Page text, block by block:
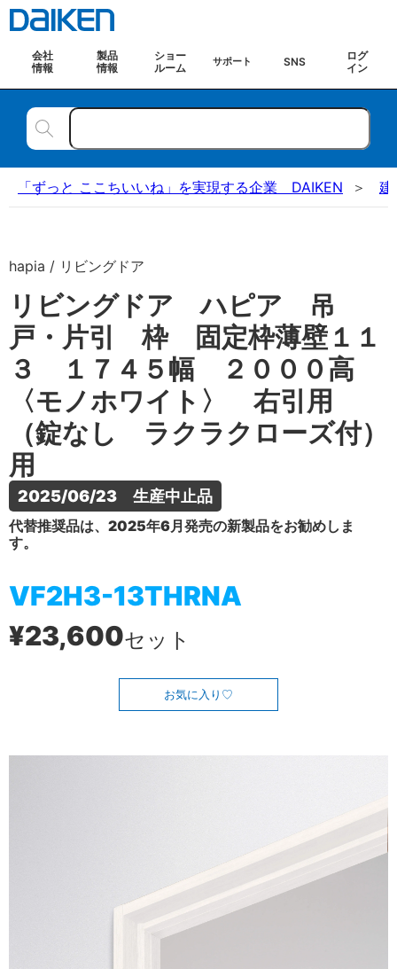
会社
情報
製品
情報
ショー
ルーム
サポート SNS
ログ
イン
「ずっと ここちいいね」を実現する企業 DAIKEN 建
hapia / リビングドア
リビングドア ハピア 吊
戸・片引 枠 固定枠薄壁１１
３ １７４５幅 ２０００高
〈モノホワイト〉 右引用
（錠なし ラクラクローズ付）
用
2025/06/23　生産中止品
代替推奨品は、2025年6月発売の新製品をお勧めしま
す。
VF2H3-13THRNA
¥23,600セット
お気に入り